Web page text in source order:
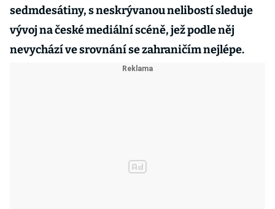
sedmdesátiny, s neskrývanou nelibostí sleduje
vývoj na české mediální scéně, jež podle něj
nevychází ve srovnání se zahraničím nejlépe.